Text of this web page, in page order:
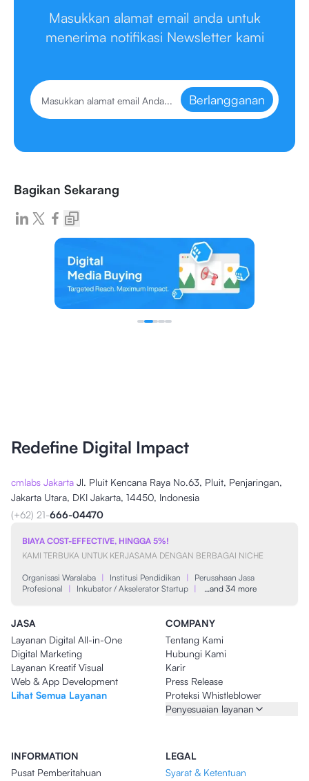
Masukkan alamat email anda untuk
menerima notifikasi Newsletter kami
Berlangganan
Bagikan Sekarang
Redefine Digital Impact
cmlabs Jakarta Jl. Pluit Kencana Raya No.63, Pluit, Penjaringan,
Jakarta Utara, DKI Jakarta, 14450, Indonesia
(+62) 21-666-04470
BIAYA COST-EFFECTIVE, HINGGA 5%!
KAMI TERBUKA UNTUK KERJASAMA DENGAN BERBAGAI NICHE
Organisasi Waralaba | Institusi Pendidikan |
Perusahaan Jasa
Profesional
| Inkubator / Akselerator Startup | …and 34 more
JASA
Layanan Digital All-in-One
Digital Marketing
Layanan Kreatif Visual
Web & App Development
Lihat Semua Layanan
COMPANY
Tentang Kami
Hubungi Kami
Karir
Press Release
Proteksi Whistleblower
Penyesuaian layanan
INFORMATION
Pusat Pemberitahuan
LEGAL
Syarat & Ketentuan